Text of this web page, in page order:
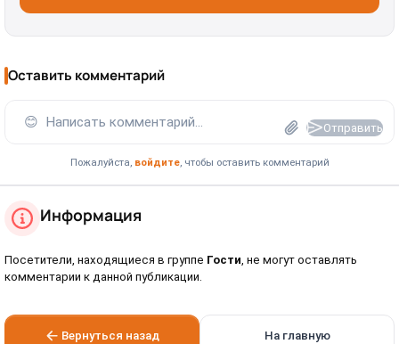
Оставить комментарий
😊 Написать комментарий... Отправить
Пожалуйста, войдите, чтобы оставить комментарий
Информация
Посетители, находящиеся в группе Гости , не могут оставлять
комментарии к данной публикации.
Вернуться назад На главную